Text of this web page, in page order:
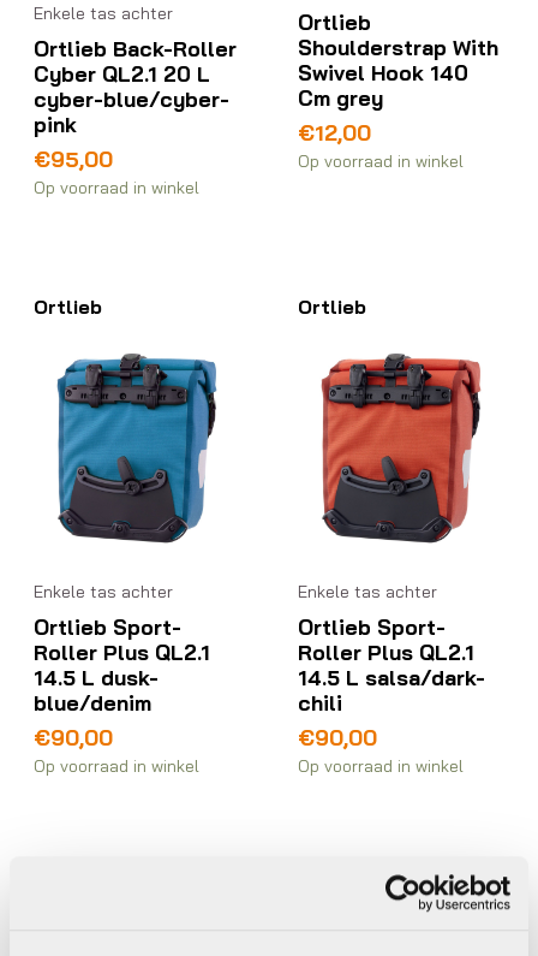
Enkele tas achter
Ortlieb Back-Roller
Cyber QL2.1 20 L
cyber-blue/cyber-
pink
€95,00
Op voorraad in winkel
Ortlieb
Shoulderstrap With
Swivel Hook 140
Cm grey
€12,00
Op voorraad in winkel
Ortlieb
Enkele tas achter
Ortlieb Sport-
Roller Plus QL2.1
14.5 L dusk-
blue/denim
€90,00
Op voorraad in winkel
Ortlieb
Enkele tas achter
Ortlieb Sport-
Roller Plus QL2.1
14.5 L salsa/dark-
chili
€90,00
Op voorraad in winkel